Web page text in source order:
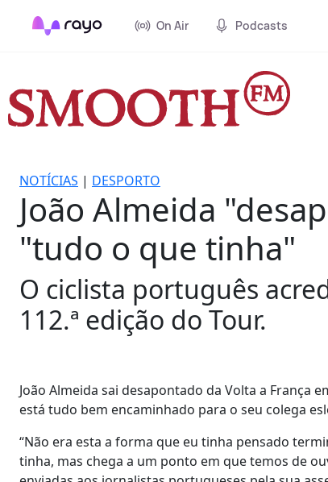
On Air Podcasts
NOTÍCIAS | DESPORTO
João Almeida
"tudo o que tinha"
O ciclista português
112.ª edição do Tour.
João Almeida sai desapontado da Volta a França
está tudo bem encaminhado para o seu colega
“Não era esta a forma que eu tinha pensado
tinha, mas chega a um ponto em que temos de